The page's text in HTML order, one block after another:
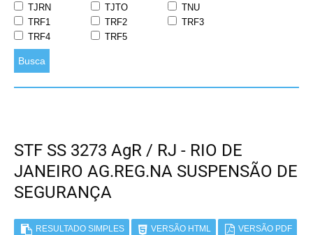
TJRN
TJTO
TNU
TRF1
TRF2
TRF3
TRF4
TRF5
Busca
STF SS 3273 AgR / RJ - RIO DE
JANEIRO AG.REG.NA SUSPENSÃO DE
SEGURANÇA
RESULTADO SIMPLES VERSÃO HTML VERSÃO PDF